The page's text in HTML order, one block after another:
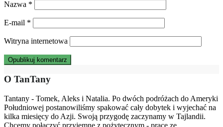
Nazwa *
E-mail *
Witryna internetowa
O TanTany
Tantany - Tomek, Aleks i Natalia. Po dwóch podróżach do Ameryki
Południowej postanowiliśmy spakować cały dobytek i wyjechać na
kilka miesięcy do Azji. Swoją przygodę zaczynamy w Tajlandii.